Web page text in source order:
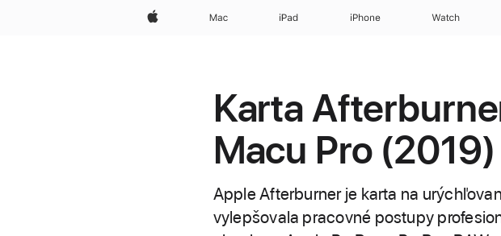
Apple Mac iPad iPhone Watch
Karta
Macu Pro (2019)
Apple Afterburner je karta na
vylepšovala pracovné postupy